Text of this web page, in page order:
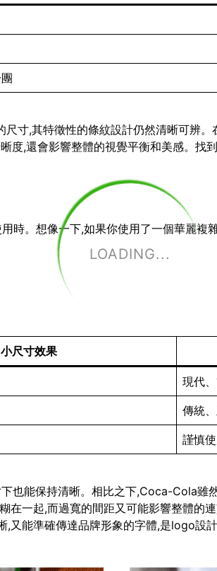
LOADING...
寸,其特徵性的條紋設計仍然清晰可辨
度,還會影響整體的視覺平衡和美感。
時。想像一下,如果你使用了一個華麗
小尺寸效果
現代
傳統
謹慎
能保持清晰。相比之下,Coca-Cola
一起,而過寬的間距又可能影響整體的
能準確傳達品牌形象的字體,是logo設計